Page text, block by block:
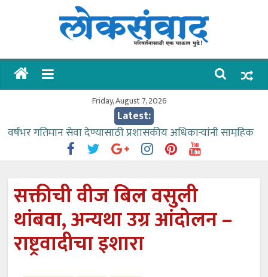
लोकसंवाद
ताज्या
Friday, August 7, 2026
Latest:
वर्षभर गतिमान सेवा देण्यासाठी प्रशासकीय अधिकाऱ्यांनी सामुहिक
प्रयत्न करावे – आमदार काळे
आत्मामालिक गुरूकूलाचे २२८ विद्यार्थी शिष्यवृत्तीस पात्र
ईच्छा आणि मेहनतीच्या बळावर यश मिळवता येते – शिवप्रसाद
पंडोरे
आमदार आशुतोष काळे यांचा वाढदिवस विविध सामाजिक
सक्तीची वीज बिल वसुली
थांबवा, अन्यथा उग्र आंदोलन –
राष्ट्रवादीचा इशारा